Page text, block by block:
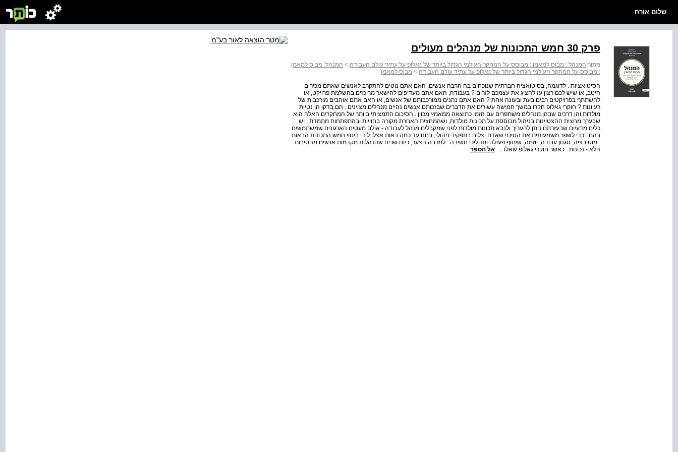
שלום אורח
פרק 30 חמש התכונות של מנהלים מעולים
מתוך:המנהל : מבוס למאמן : מבוסס על המחקר העולמי הגדול ביותר של גאלופ על עתיד עולם העבודה > המנהל: מבוס למאמן
: מבוסס על המחקר העולמי הגדול ביותר של גאלופ על עתיד עולם העבודה > מבוס למאמן
הסיטואציות . לדוגמה, בסיטואציה חברתית שנוכחים בה הרבה אנשים, האם אתם נוטים להתקרב לאנשים שאתם מכירים
היטב, או שיש לכם רצון עז להציג את עצמכם לזרים ? בעבודה, האם אתם מעדיפים להישאר מרוכזים בהשלמת פרויקט, או
להשתתף בפרויקטים רבים בעת ובעונה אחת ? האם אתם נהנים ממורכבותם של אנשים, או האם אתם אוהבים מורכבות של
רעיונות ? חוקרי גאלופ חקרו במשך חמישה עשורים את הדברים שבזכותם אנשים נהיים מנהלים מצוינים . הם בדקו הן נטיות
מוּלדות והן דרכים שבהן מנהלים משתפרים עם הזמן כתוצאה ממאמץ מכוּון . הסיכום התמציתי ביותר של המחקרים האלה הוא
שבערך מחצית ההצטיינות בניהול מבוססת על תכונות מוּלדוֹת, ושהמחצית האחרת מקורה בחוויות ובהתפתחות מתמדת . יש
כלים מדעיים שבעזרתם ניתן להעריך ולנבא תכונות מוּלדות לפני שמקבלים מנהל לעבודה - אולם מעטים הארגונים שמשתמשים
בהם . כדי לשפר משמעותית את הסיכוי שאדם יצליח בתפקיד ניהולי, בחנו עד כמה באות אצלו לידי ביטוי חמש התכונות הבאות
: מוטיבציה, סגנון עבודה, יוזמה, שיתוף פעולה ותהליכי חשיבה . למרבה הצער, כיום שכיח שהנהלות מקדמות אנשים מהסיבות
הלא ‑ נכונות . כאשר חוקרי גאלופ שאלו ... אל הספר